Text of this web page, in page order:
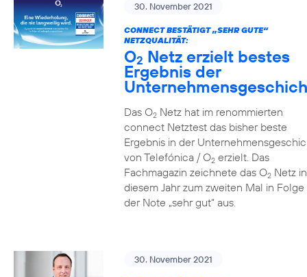
30. November 2021
CONNECT BESTÄTIGT „SEHR GUTE“
NETZQUALITÄT:
O2 Netz erzielt bestes
Ergebnis der
Das O2Netz hat im renommierten
connect Netztest das bisher beste
Ergebnis in der
von Telefónica / O2erzielt. Das
Fachmagazin zeichnete das O2Netz in
diesem Jahr zum zweiten Mal in Folge
der Note „sehr gut“ aus.
30. November 2021